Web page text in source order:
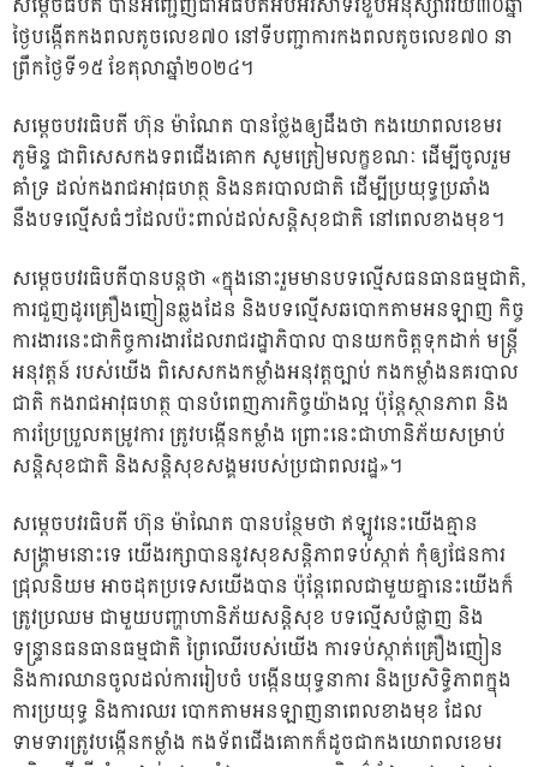
សម្ដេចធិបតី បានអញ្ជើញជាអធិបតីអបអរសាទរខួបអនុស្សាវរីយ៍៣០ឆ្នាំ
ថ្ងៃបង្កើតកងពលតូចលេខ៧០ នៅទីបញ្ជាការកងពលតូចលេខ៧០ នា
ព្រឹកថ្ងៃទី១៥​ ខែតុលា​ឆ្នាំ២០២៤។
សម្ដេចបវរធិបតី ហ៊ុន ម៉ាណែត បានថ្លែងឲ្យដឹងថា កងយោពលខេមរ
ភូមិន្ទ ជាពិសេសកងទពជើងគោក សូមត្រៀមលក្ខខណៈ ដើម្បីចូលរួម
គាំទ្រ ដល់កងរាជអាវុធហត្ថ និងនគរបាលជាតិ ដើម្បីប្រយុទ្ធប្រឆាំង
នឹងបទល្មើសធំៗដែលប៉ះពាល់ដល់សន្ដិសុខជាតិ នៅពេលខាងមុខ។
សម្ដេចបវរធិបតីបានបន្ដថា «ក្នុងនោះរួមមានបទល្មើសធនធានធម្មជាតិ,
ការជួញដូរគ្រឿងញៀនឆ្លងដែន និងបទល្មើសឆបោកតាមអនឡាញ កិច្ច
ការងារនេះជាកិច្ចការងារដែលរាជរដ្ឋាភិបាល បានយកចិត្តទុកដាក់ មន្រ្ដី
អនុវត្តន៍ របស់យើង ពិសេសកងកម្លាំងអនុវត្តច្បាប់ កងកម្លាំងនគរបាល
ជាតិ កងរាជអាវុធហត្ថ បានបំពេញភារកិច្ចយ៉ាងល្អ ប៉ុន្ដែស្ថានភាព​ និង
ការប្រែប្រួលតម្រូវការ ត្រូវបង្កើនកម្លាំង ព្រោះនេះជាហានិភ័យសម្រាប់
សន្ដិសុខជាតិ និងសន្ដិសុខសង្គមរបស់ប្រជាពលរដ្ឋ»។
សម្ដេចបវរធិបតី ហ៊ុន ម៉ាណែត បានបន្ថែមថា ឥឡូវនេះយើងគ្មាន
សង្គ្រាមនោះទេ យើងរក្សាបាននូវសុខសន្ដិភាពទប់ស្កាត់ កុំឲ្យផែនការ
ជ្រុលនិយម អាចដុតប្រទេសយើងបាន ប៉ុន្ដែពេលជាមួយគ្នានេះយើងក៏
ត្រូវប្រឈម ជាមួយបញ្ហាហានិភ័យសន្ដិសុខ បទល្មើសបំផ្លាញ និង
ទន្ទ្រានធនធានធម្មជាតិ ព្រៃឈើរបស់យើង ការទប់ស្កាត់គ្រឿងញៀន
និងការឈានចូលដល់ការរៀបចំ បង្កើនយុទ្ធនាការ និងប្រសិទ្ធិភាពក្នុង
ការប្រយុទ្ធ និងការឈរ បោកតាមអនឡាញនាពេលខាងមុខ ដែល
ទាមទារត្រូវបង្កើនកម្លាំង កងទ័ពជើងគោកក៏ដូចជាកងយោពលខេមរ